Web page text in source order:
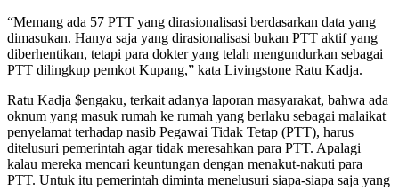
“Memang ada 57 PTT yang dirasionalisasi berdasarkan data yang
dimasukan. Hanya saja yang dirasionalisasi bukan PTT aktif yang
diberhentikan, tetapi para dokter yang telah mengundurkan sebagai
PTT dilingkup pemkot Kupang,” kata Livingstone Ratu Kadja.
Ratu Kadja $engaku, terkait adanya laporan masyarakat, bahwa ada
oknum yang masuk rumah ke rumah yang berlaku sebagai malaikat
penyelamat terhadap nasib Pegawai Tidak Tetap (PTT), harus
ditelusuri pemerintah agar tidak meresahkan para PTT. Apalagi
kalau mereka mencari keuntungan dengan menakut-nakuti para
PTT. Untuk itu pemerintah diminta menelusuri siapa-siapa saja yang